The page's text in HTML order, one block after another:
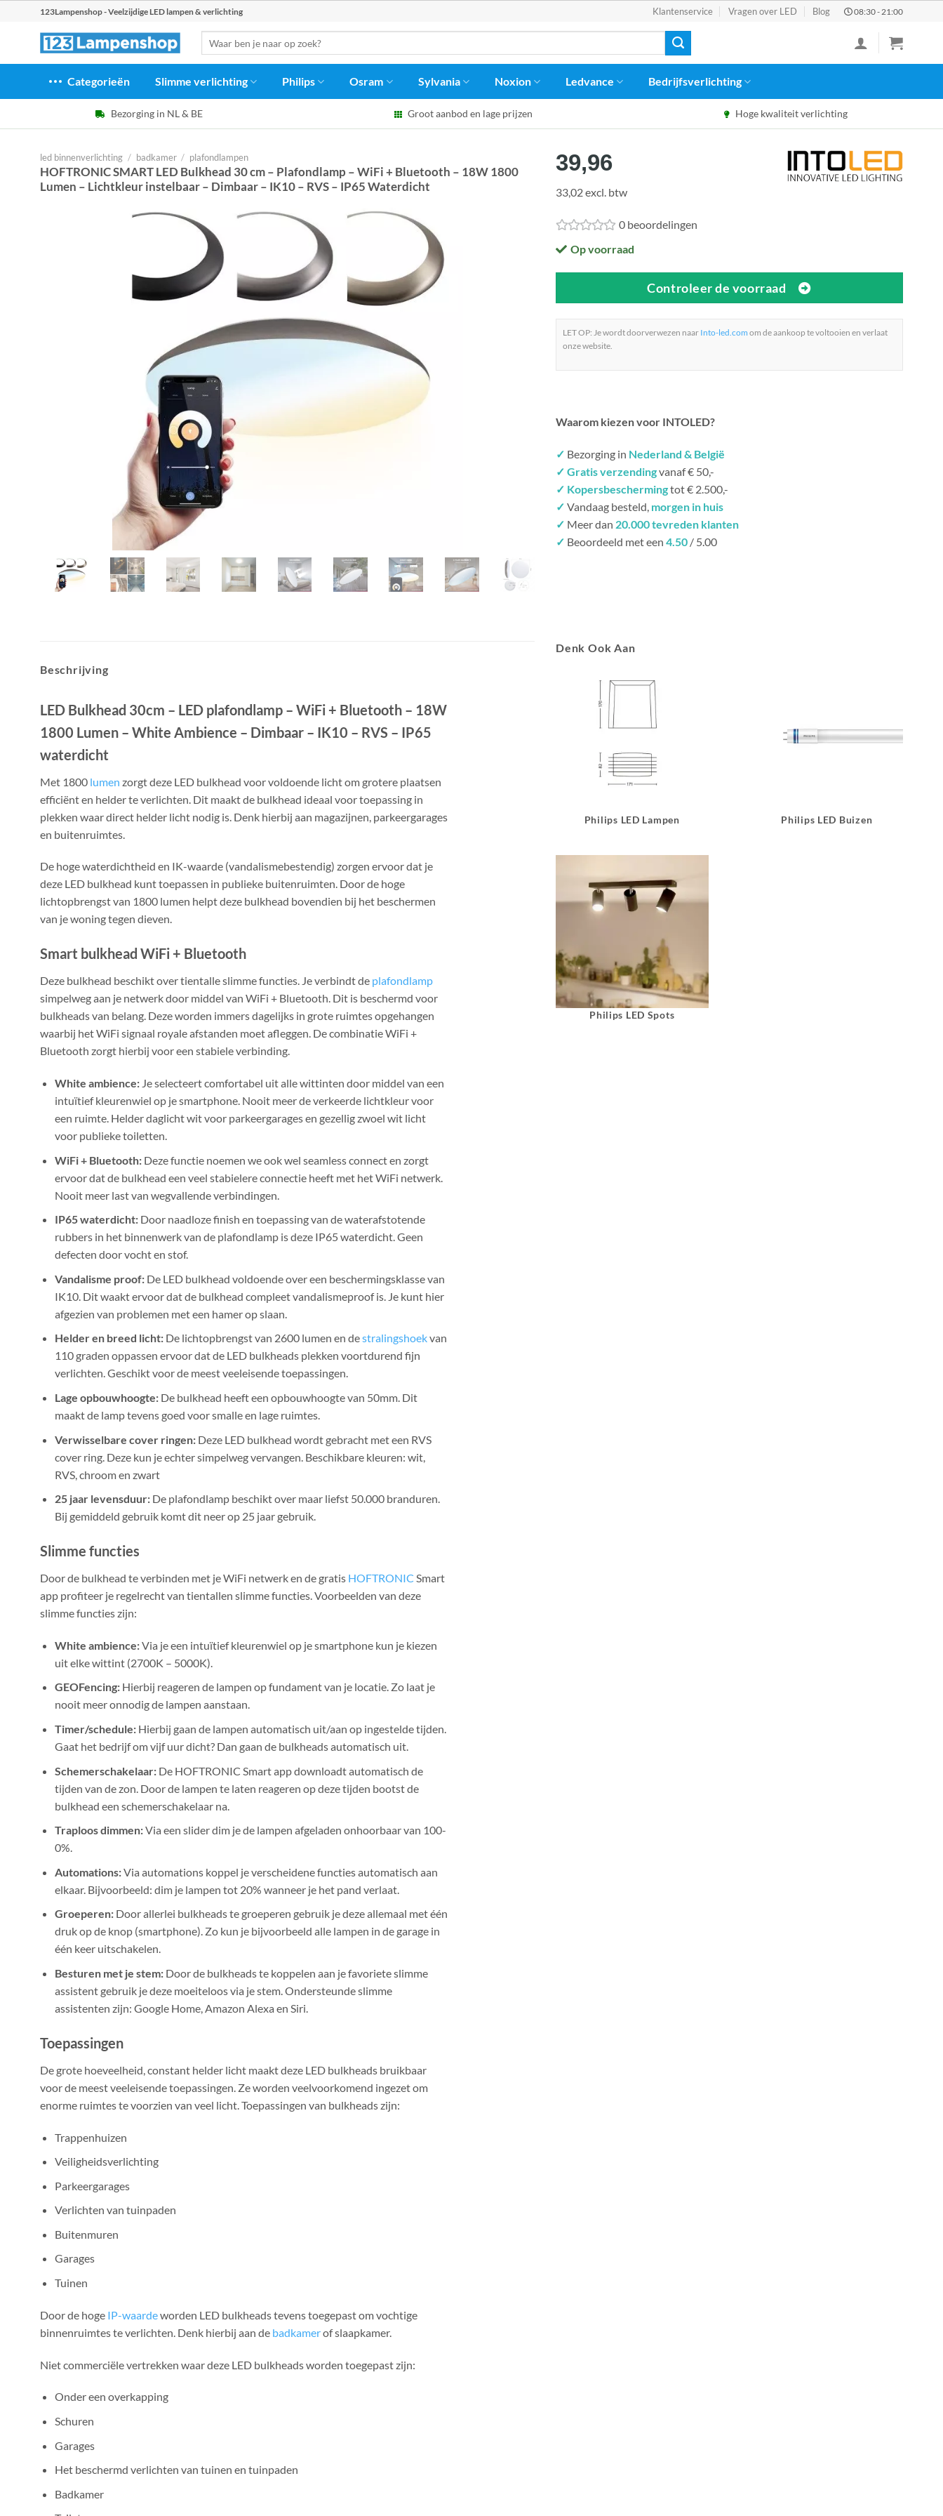
123Lampenshop - Veelzijdige LED lampen & verlichting Klantenservice Vragen over LED Blog 08:30 - 21:00
naar:
Categorieën Slimme verlichting Philips Osram Sylvania Noxion Ledvance Bedrijfsverlichting
Bezorging in NL & BE Groot aanbod en lage prijzen Hoge kwaliteit verlichting
led binnenverlichting / badkamer / plafondlampen
HOFTRONIC SMART LED Bulkhead 30 cm – Plafondlamp – WiFi + Bluetooth – 18W 1800
Lumen – Lichtkleur instelbaar – Dimbaar – IK10 – RVS – IP65 Waterdicht
39,96
33,02 excl. btw
0 beoordelingen
Op voorraad
Controleer de voorraad
LET OP: Je wordt doorverwezen naar Into-led.com om de aankoop te voltooien en verlaat
onze website.
Waarom kiezen voor INTOLED?
✓ Bezorging in Nederland & België
✓ Gratis verzendingvanaf € 50,-
✓ Kopersbeschermingtot € 2.500,-
✓ Vandaag besteld, morgen in huis
✓ Meer dan 20.000 tevreden klanten
✓ Beoordeeld met een 4.50 / 5.00
Beschrijving
LED Bulkhead 30cm – LED plafondlamp – WiFi + Bluetooth – 18W
1800 Lumen – White Ambience – Dimbaar – IK10 – RVS – IP65
waterdicht
Met 1800 lumen zorgt deze LED bulkhead voor voldoende licht om grotere plaatsen
efficiënt en helder te verlichten. Dit maakt de bulkhead ideaal voor toepassing in
plekken waar direct helder licht nodig is. Denk hierbij aan magazijnen, parkeergarages
en buitenruimtes.
De hoge waterdichtheid en IK-waarde (vandalismebestendig) zorgen ervoor dat je
deze LED bulkhead kunt toepassen in publieke buitenruimten. Door de hoge
lichtopbrengst van 1800 lumen helpt deze bulkhead bovendien bij het beschermen
van je woning tegen dieven.
Smart bulkhead WiFi + Bluetooth
Deze bulkhead beschikt over tientalle slimme functies. Je verbindt de plafondlamp
simpelweg aan je netwerk door middel van WiFi + Bluetooth. Dit is beschermd voor
bulkheads van belang. Deze worden immers dagelijks in grote ruimtes opgehangen
waarbij het WiFi signaal royale afstanden moet afleggen. De combinatie WiFi +
Bluetooth zorgt hierbij voor een stabiele verbinding.
White ambience: Je selecteert comfortabel uit alle wittinten door middel van een
intuïtief kleurenwiel op je smartphone. Nooit meer de verkeerde lichtkleur voor
een ruimte. Helder daglicht wit voor parkeergarages en gezellig zwoel wit licht
voor publieke toiletten.
WiFi + Bluetooth: Deze functie noemen we ook wel seamless connect en zorgt
ervoor dat de bulkhead een veel stabielere connectie heeft met het WiFi netwerk.
Nooit meer last van wegvallende verbindingen.
IP65 waterdicht:Door naadloze finish en toepassing van de waterafstotende
rubbers in het binnenwerk van de plafondlamp is deze IP65 waterdicht. Geen
defecten door vocht en stof.
Vandalisme proof: De LED bulkhead voldoende over een beschermingsklasse van
IK10. Dit waakt ervoor dat de bulkhead compleet vandalismeproof is. Je kunt hier
afgezien van problemen met een hamer op slaan.
Helder en breed licht: De lichtopbrengst van 2600 lumen en destralingshoekvan
110 graden oppassen ervoor dat de LED bulkheads plekken voortdurend fijn
verlichten. Geschikt voor de meest veeleisende toepassingen.
Lage opbouwhoogte:De bulkhead heeft een opbouwhoogte van 50mm. Dit
maakt de lamp tevens goed voor smalle en lage ruimtes.
Verwisselbare cover ringen: Deze LED bulkhead wordt gebracht met een RVS
cover ring. Deze kun je echter simpelweg vervangen. Beschikbare kleuren: wit,
RVS, chroom en zwart
25 jaar levensduur: De plafondlamp beschikt over maar liefst 50.000 branduren.
Bij gemiddeld gebruik komt dit neer op 25 jaar gebruik.
Slimme functies
Door de bulkhead te verbinden met je WiFi netwerk en de gratis HOFTRONIC Smart
app profiteer je regelrecht van tientallen slimme functies. Voorbeelden van deze
slimme functies zijn:
White ambience:Via je een intuïtief kleurenwiel op je smartphone kun je kiezen
uit elke wittint (2700K – 5000K).
GEOFencing: Hierbij reageren de lampen op fundament van je locatie. Zo laat je
nooit meer onnodig de lampen aanstaan.
Timer/schedule: Hierbij gaan de lampen automatisch uit/aan op ingestelde tijden.
Gaat het bedrijf om vijf uur dicht? Dan gaan de bulkheads automatisch uit.
Schemerschakelaar: De HOFTRONIC Smart app downloadt automatisch de
tijden van de zon. Door de lampen te laten reageren op deze tijden bootst de
bulkhead een schemerschakelaar na.
Traploos dimmen:Via een slider dim je de lampen afgeladen onhoorbaar van 100-
0%.
Automations:Via automations koppel je verscheidene functies automatisch aan
elkaar. Bijvoorbeeld: dim je lampen tot 20% wanneer je het pand verlaat.
Groeperen: Door allerlei bulkheads te groeperen gebruik je deze allemaal met één
druk op de knop (smartphone). Zo kun je bijvoorbeeld alle lampen in de garage in
één keer uitschakelen.
Besturen met je stem: Door de bulkheads te koppelen aan je favoriete slimme
assistent gebruik je deze moeiteloos via je stem. Ondersteunde slimme
assistenten zijn: Google Home, Amazon Alexa en Siri.
Toepassingen
De grote hoeveelheid, constant helder licht maakt deze LED bulkheads bruikbaar
voor de meest veeleisende toepassingen. Ze worden veelvoorkomend ingezet om
enorme ruimtes te voorzien van veel licht. Toepassingen van bulkheads zijn:
Trappenhuizen
Veiligheidsverlichting
Parkeergarages
Verlichten van tuinpaden
Buitenmuren
Garages
Tuinen
Door de hoge IP-waardeworden LED bulkheads tevens toegepast om vochtige
binnenruimtes te verlichten. Denk hierbij aan de badkamerof slaapkamer.
Niet commerciële vertrekken waar deze LED bulkheads worden toegepast zijn:
Onder een overkapping
Schuren
Garages
Het beschermd verlichten van tuinen en tuinpaden
Badkamer
Denk Ook Aan
Philips LED Lampen Philips LED Buizen
Philips LED Spots